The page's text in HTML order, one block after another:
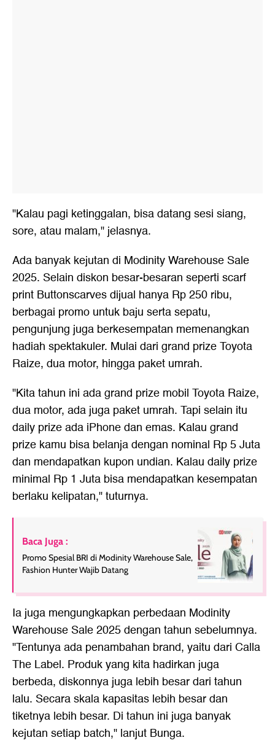
"Kalau pagi ketinggalan, bisa datang sesi siang,
sore, atau malam," jelasnya.
Ada banyak kejutan di Modinity Warehouse Sale
2025. Selain diskon besar-besaran seperti scarf
print Buttonscarves dijual hanya Rp 250 ribu,
berbagai promo untuk baju serta sepatu,
pengunjung juga berkesempatan memenangkan
hadiah spektakuler. Mulai dari grand prize Toyota
Raize, dua motor, hingga paket umrah.
"Kita tahun ini ada grand prize mobil Toyota Raize,
dua motor, ada juga paket umrah. Tapi selain itu
daily prize ada iPhone dan emas. Kalau grand
prize kamu bisa belanja dengan nominal Rp 5 Juta
dan mendapatkan kupon undian. Kalau daily prize
minimal Rp 1 Juta bisa mendapatkan kesempatan
berlaku kelipatan," tuturnya.
Baca Juga :
Promo Spesial BRI di Modinity Warehouse Sale,
Fashion Hunter Wajib Datang
Ia juga mengungkapkan perbedaan Modinity
Warehouse Sale 2025 dengan tahun sebelumnya.
"Tentunya ada penambahan brand, yaitu dari Calla
The Label. Produk yang kita hadirkan juga
berbeda, diskonnya juga lebih besar dari tahun
lalu. Secara skala kapasitas lebih besar dan
tiketnya lebih besar. Di tahun ini juga banyak
kejutan setiap batch," lanjut Bunga.